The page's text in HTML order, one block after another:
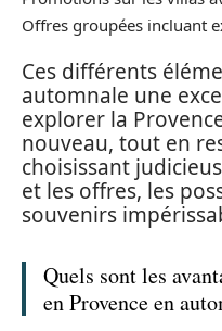
Offres groupées incluant
Ces différents
automnale une
explorer la
nouveau, tout en
choisissant
et les offres, les
souvenirs
Quels sont les
en Provence en